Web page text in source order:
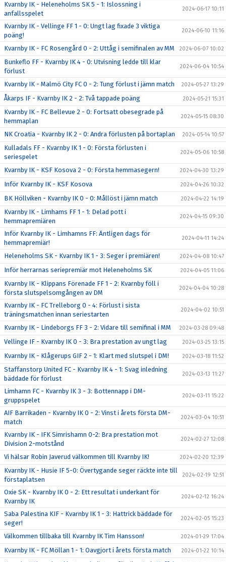
Kvarnby IK - Heleneholms SK 5 - 1: Islossning i
anfallsspelet
2024-06-17 10:11
Kvarnby IK - Vellinge FF 1 - 0: Ungt lag fixade 3 viktiga
poäng!
2024-06-10 11:16
Kvarnby IK - FC Rosengård 0 - 2: Uttåg i semifinalen av MM 2024-06-07 10:02
Bunkeflo FF - Kvarnby IK 4 - 0: Utvisning ledde till klar
förlust
2024-06-04 10:54
Kvarnby IK - Malmö City FC 0 - 2: Tung förlust i jämn match 2024-05-27 13:29
Åkarps IF - Kvarnby IK 2 - 2: Två tappade poäng 2024-05-21 15:31
Kvarnby IK - FC Bellevue 2 - 0: Fortsatt obesegrade på
hemmaplan
2024-05-15 08:30
NK Croatia - Kvarnby IK 2 - 0: Andra förlusten på bortaplan 2024-05-14 10:57
Kulladals FF - Kvarnby IK 1 - 0: Första förlusten i
seriespelet
2024-05-06 10:58
Kvarnby IK - KSF Kosova 2 - 0: Första hemmasegern! 2024-04-30 13:29
Inför Kvarnby IK - KSF Kosova 2024-04-26 10:32
BK Höllviken - Kvarnby IK 0 - 0: Mållöst i jämn match 2024-04-22 14:19
Kvarnby IK - Limhams FF 1 - 1: Delad pott i
hemmapremiären
2024-04-15 09:30
Inför Kvarnby IK - Limhamns FF: Äntligen dags för
hemmapremiär!
2024-04-11 14:24
Heleneholms SK - Kvarnby IK 1 - 3: Seger i premiären! 2024-04-08 10:47
Inför herrarnas seriepremiär mot Heleneholms SK 2024-04-05 11:06
Kvarnby IK - Klippans Förenade FF 1 - 2: Kvarnby föll i
första slutspelsomgången av DM
2024-04-04 10:28
Kvarnby IK - FC Trelleborg 0 - 4: Förlust i sista
träningsmatchen innan seriestarten
2024-04-02 10:51
Kvarnby IK - Lindeborgs FF 3 - 2: Vidare till semifinal i MM 2024-03-28 09:48
Vellinge IF - Kvarnby IK 0 - 3: Bra prestation av ungt lag 2024-03-25 13:15
Kvarnby IK - Klågerups GIF 2 - 1: Klart med slutspel i DM! 2024-03-18 11:52
Staffanstorp United FC - Kvarnby IK 4 - 1: Svag inledning
bäddade för förlust
2024-03-13 11:27
Limhamn FC - Kvarnby IK 3 - 3: Bottennapp i DM-
gruppspelet
2024-03-11 15:22
AIF Barrikaden - Kvarnby IK 0 - 2: Vinst i årets första DM-
match
2024-03-04 10:51
Kvarnby IK - IFK Simrishamn 0-2: Bra prestation mot
Division 2-motstånd
2024-02-27 12:08
Vi hälsar Robin Javerud välkommen till Kvarnby IK! 2024-02-20 12:39
Kvarnby IK - Husie IF 5-0: Övertygande seger räckte inte till
förstaplatsen
2024-02-19 12:51
Oxie SK - Kvarnby IK 0 - 2: Ett resultat i underkant för
Kvarnby IK
2024-02-12 16:24
Saba Palestina KIF - Kvarnby IK 1 - 3: Hattrick bäddade för
seger!
2024-02-05 15:23
Välkommen tillbaka till Kvarnby IK Tim Hansson! 2024-01-29 17:04
Kvarnby IK - FC Möllan 1 - 1: Oavgjort i årets första match 2024-01-22 10:14